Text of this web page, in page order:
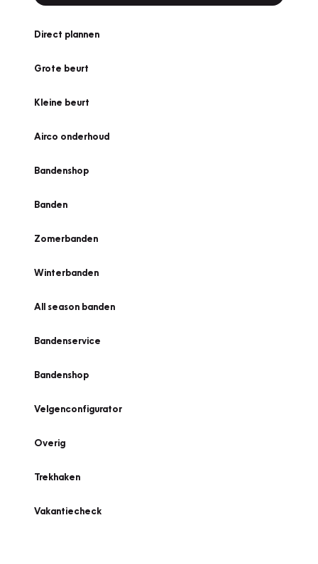
Direct plannen
Grote beurt
Kleine beurt
Airco onderhoud
Bandenshop
Banden
Zomerbanden
Winterbanden
All season banden
Bandenservice
Bandenshop
Velgenconfigurator
Overig
Trekhaken
Vakantiecheck